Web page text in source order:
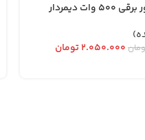
۲.۰۵۰.۰۰۰تومان